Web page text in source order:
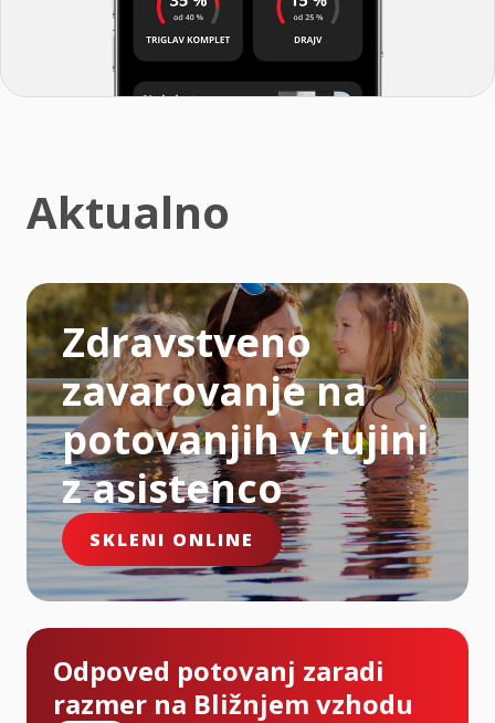
Aktualno
Zdravstveno
zavarovanje na
potovanjih v tujini
z asistenco
SKLENI ONLINE
Odpoved potovanj zaradi
razmer na Bližnjem vzhodu